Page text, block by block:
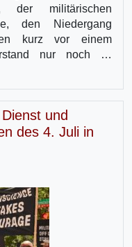
der militärischen
den Niedergang
kurz vor einem
nur noch …
und
des 4. Juli in